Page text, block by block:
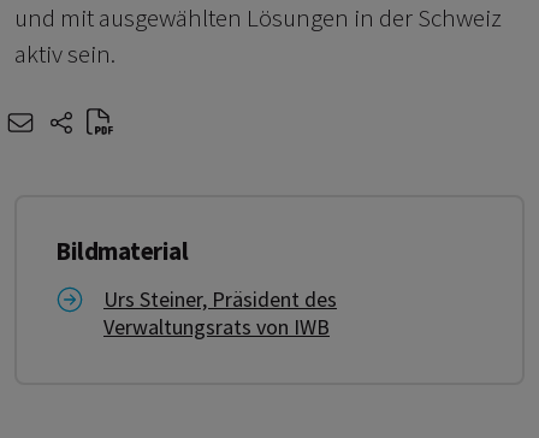
und mit ausgewählten Lösungen in der Schweiz
aktiv sein.
e-mailshare-icons
Bildmaterial
Link zu Urs Steiner, Präsident des
Urs Steiner, Präsident des
Verwaltungsrats von IWB